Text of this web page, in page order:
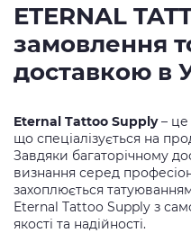
ETERNAL
замовлення
доставкою в
Eternal Tattoo Supply– це
що спеціалізується на
Завдяки багаторічному
визнання серед
захоплюється
Eternal Tattoo Supply з
якості та надійності.